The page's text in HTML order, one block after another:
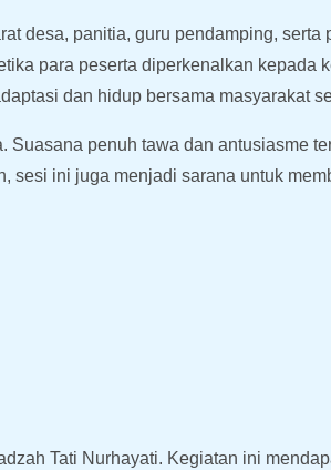
desa, panitia, guru pendamping, serta
para peserta diperkenalkan kepada
dan hidup bersama masyarakat
penuh tawa dan antusiasme
sesi ini juga menjadi sarana untuk
Tati Nurhayati. Kegiatan ini